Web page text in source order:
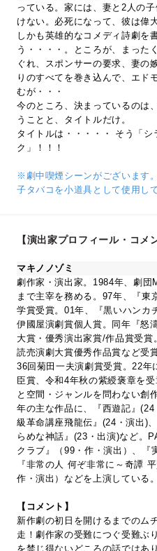
っている。家には、妻と2人の
けない。必死になって、彼は偉
しかも英雄的なコメディ詩劇を
う・・・・。ところが、まった
ぐれ、スポンサーの要求、妻の
りのすべてを巻き込んで、エド
むが・・・
今のところ、決まっているのは
うことと、タイトルだけ。
タイトルは・・・・・ そう「シ
ク」！！！
※劇中喫煙シーンがございます
子タバコを小道具として使用し
【演出家プロフィール・コメ
マキノノゾミ
劇作家・演出家。1984年、劇
まで主宰を務める。97年、『東
学賞受賞。01年、『黒いハンカ
伊國屋演劇賞個人賞。同年『怒
大賞・優秀演出家賞/作品賞受
読売演劇大賞優秀作品賞など受
36回菊田一夫演劇賞受賞。22年
臣賞、令和4年秋の紫綬褒章を
と空間・ジャンルを問わない創
年の主な作品に、『西遊記』
級革命講座飛龍伝』(24・演出)
らめな神話』(23・出演)など。
クラブ』（99・作・演出）、『
『非常の人 何ぞ非常に～奇譚
作・演出）などを上演している。
【コメント】
新作劇の初日を開けるまでのム
走！劇作家の受難につぐ受難ぶ
を禁じ得ないどころの話ではあ